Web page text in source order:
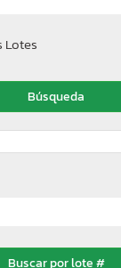
Lotes